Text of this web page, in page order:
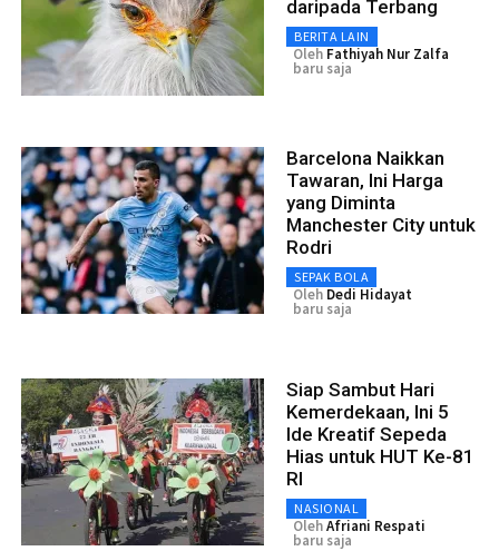
daripada Terbang
BERITA LAIN
Oleh Fathiyah Nur Zalfa
baru saja
Barcelona Naikkan
Tawaran, Ini Harga
yang Diminta
Manchester City untuk
Rodri
SEPAK BOLA
Oleh Dedi Hidayat
baru saja
Siap Sambut Hari
Kemerdekaan, Ini 5
Ide Kreatif Sepeda
Hias untuk HUT Ke-81
RI
NASIONAL
OlehAfriani Respati
baru saja